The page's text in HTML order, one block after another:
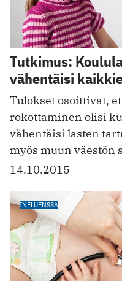
Tutkimus:
vähentäisi
Tulokset osoittivat,
rokottaminen olisi
vähentäisi lasten
myös muun väestön
14.10.2015
INFLUENSSA